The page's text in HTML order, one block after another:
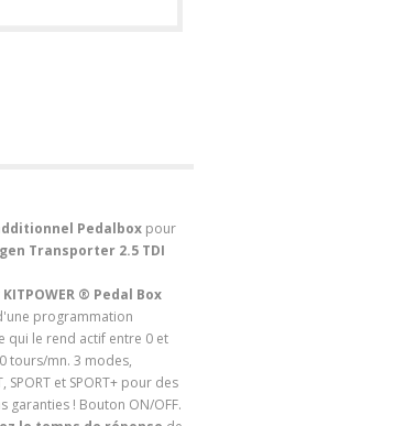
Pedalbox pour
Transporter 2.5 TDI
KITPOWER ® Pedal Box
programmation
qui le rend actif entre 0 et
tours/mn. 3 modes,
SPORT et SPORT+ pour des
garanties ! Bouton ON/OFF.